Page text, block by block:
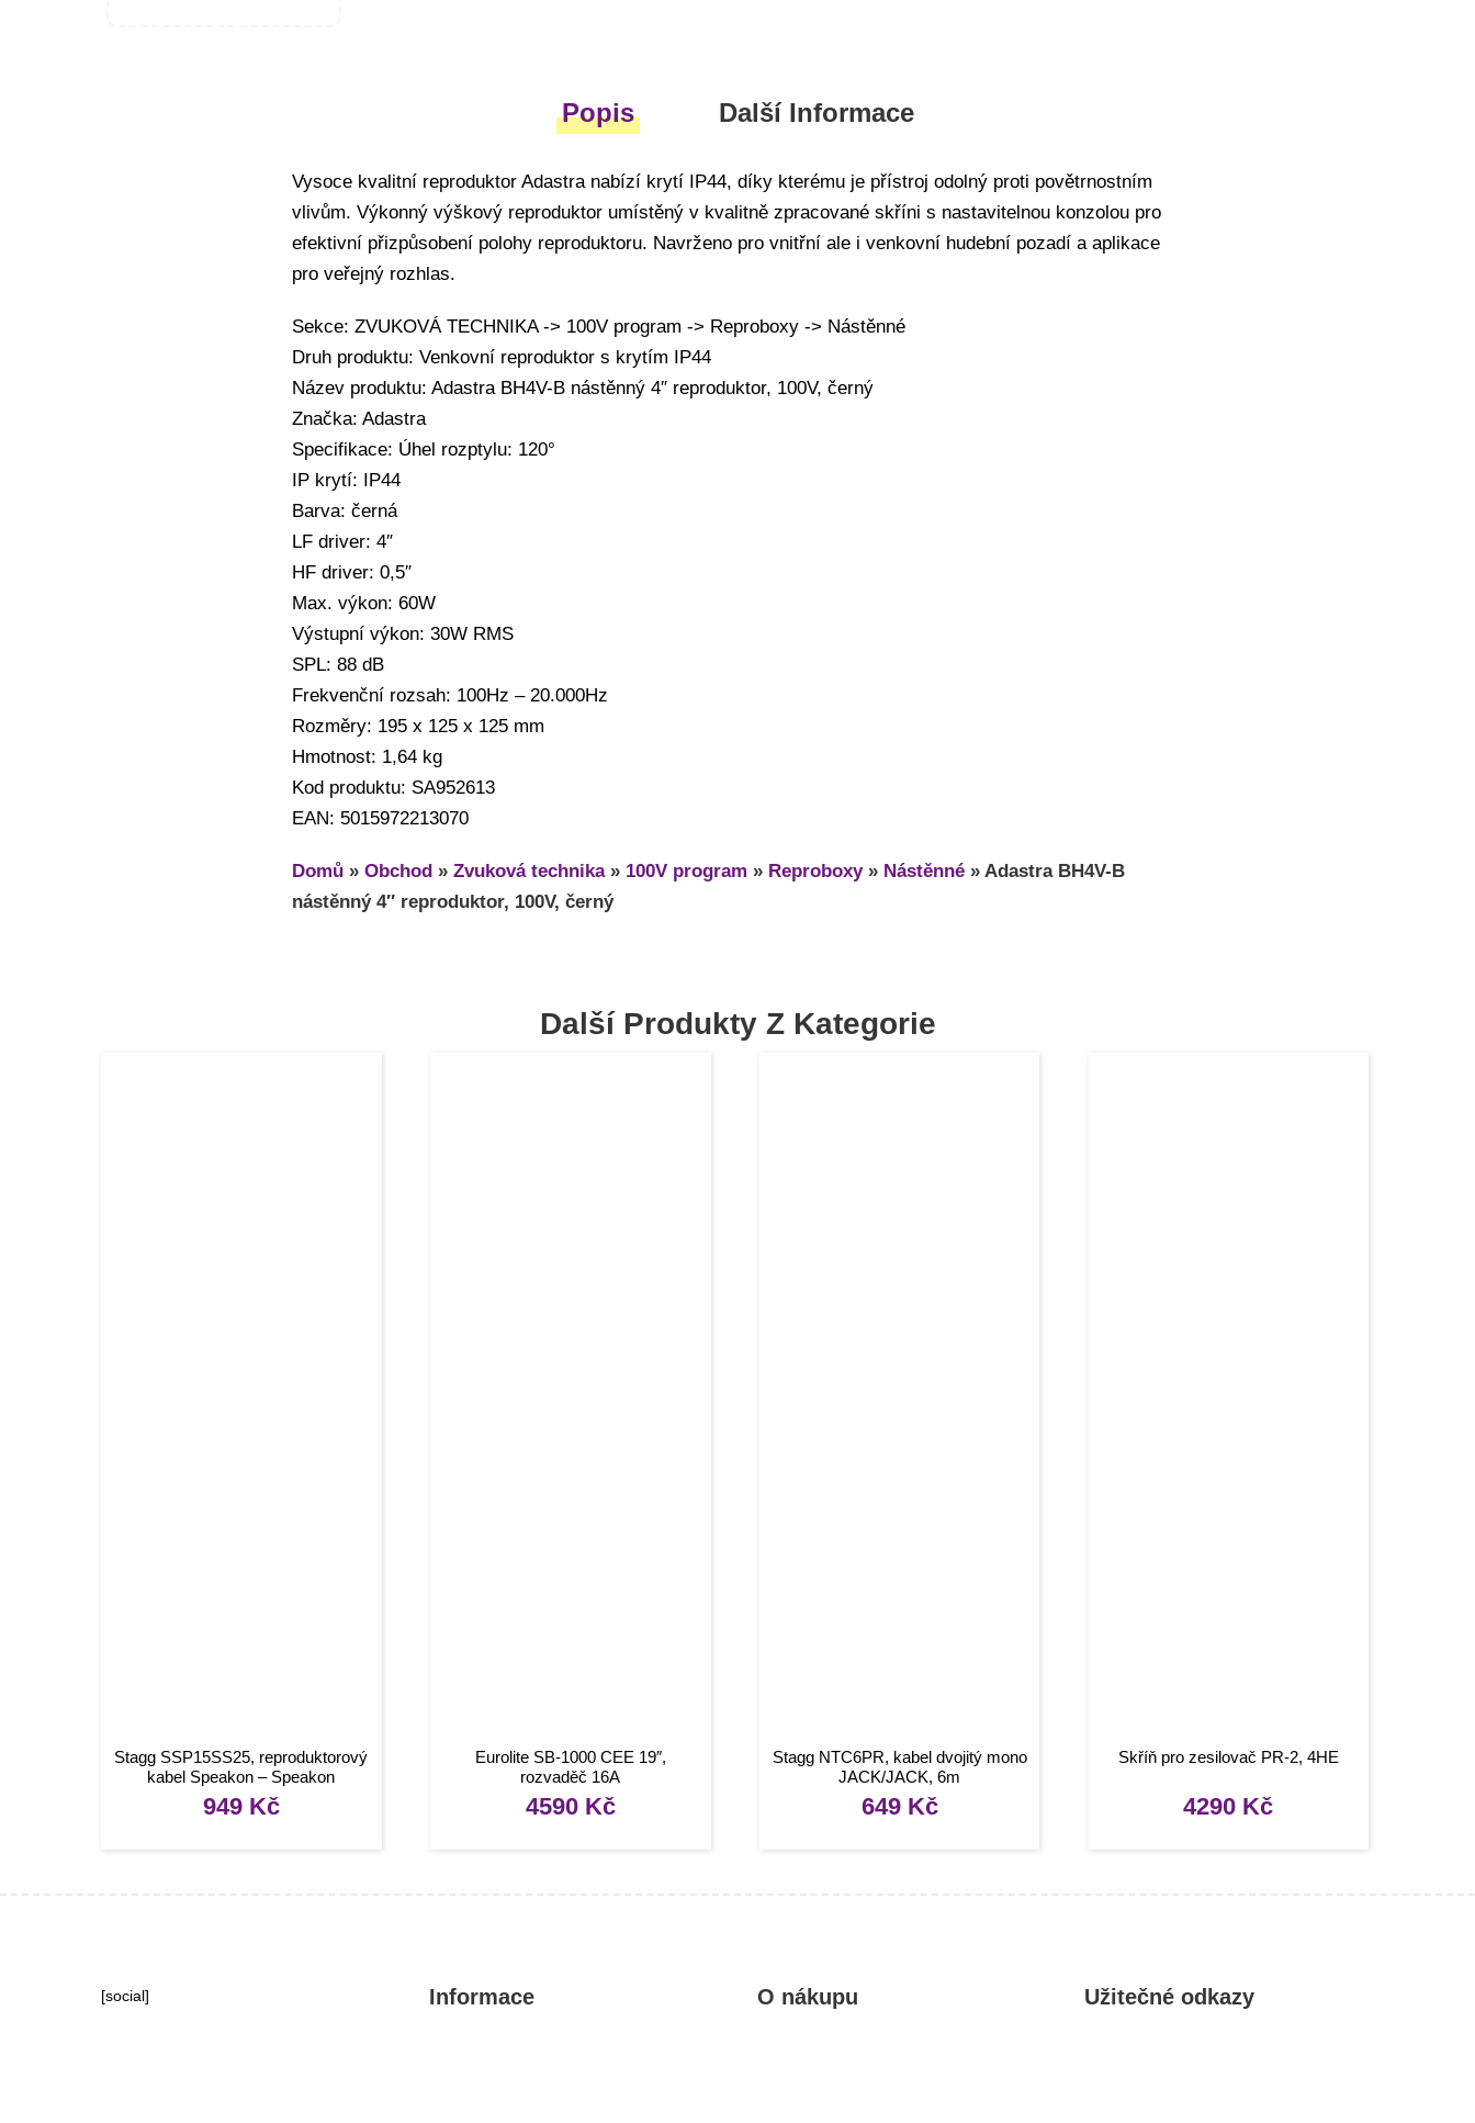
Popis Další Informace
Vysoce kvalitní reproduktor Adastra nabízí krytí IP44, díky kterému je přístroj odolný proti povětrnostním
vlivům. Výkonný výškový reproduktor umístěný v kvalitně zpracované skříni s nastavitelnou konzolou pro
efektivní přizpůsobení polohy reproduktoru. Navrženo pro vnitřní ale i venkovní hudební pozadí a aplikace
pro veřejný rozhlas.
Sekce: ZVUKOVÁ TECHNIKA -> 100V program -> Reproboxy -> Nástěnné
Druh produktu: Venkovní reproduktor s krytím IP44
Název produktu: Adastra BH4V-B nástěnný 4″ reproduktor, 100V, černý
Značka: Adastra
Specifikace: Úhel rozptylu: 120°
IP krytí: IP44
Barva: černá
LF driver: 4″
HF driver: 0,5″
Max. výkon: 60W
Výstupní výkon: 30W RMS
SPL: 88 dB
Frekvenční rozsah: 100Hz – 20.000Hz
Rozměry: 195 x 125 x 125 mm
Hmotnost: 1,64 kg
Kod produktu: SA952613
EAN: 5015972213070
Domů » Obchod » Zvuková technika» 100V program » Reproboxy» Nástěnné » Adastra BH4V-B
nástěnný 4″ reproduktor, 100V, černý
Další Produkty Z Kategorie
Stagg SSP15SS25, reproduktorový
kabel Speakon – Speakon
zástrčka, 15m
949 Kč
Eurolite SB-1000 CEE 19″,
rozvaděč 16A
4590 Kč
Stagg NTC6PR, kabel dvojitý mono
JACK/JACK, 6m
649 Kč
Skříň pro zesilovač PR-2, 4HE
4290 Kč
[social] Informace O nákupu Užitečné odkazy